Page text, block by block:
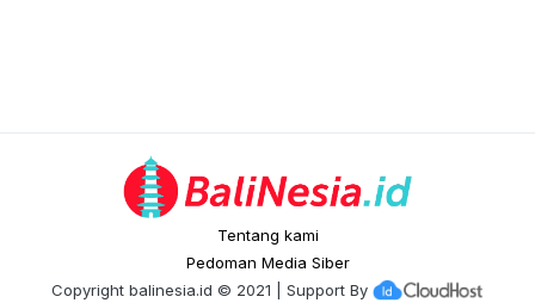
Tentang kami
Pedoman Media Siber
Copyright balinesia.id © 2021 | Support By